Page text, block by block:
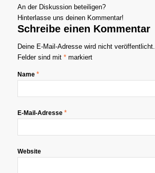
An der Diskussion beteiligen?
Hinterlasse uns deinen Kommentar!
Schreibe einen Kommentar
Deine E-Mail-Adresse wird nicht veröffentlicht.
Felder sind mit *markiert
Name *
E-Mail-Adresse *
Website